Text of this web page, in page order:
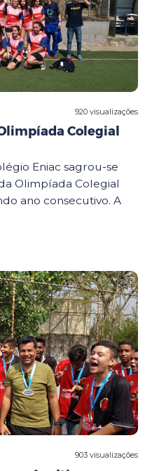
920 visualizações
Colegial
Eniac sagrou-se
Olimpíada Colegial
ano consecutivo. A
903 visualizações